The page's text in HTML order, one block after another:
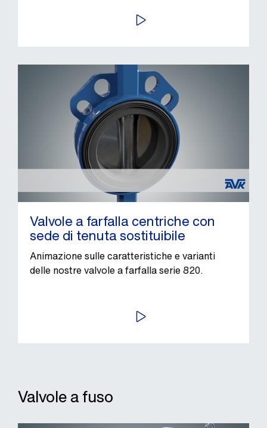
AVVIA
Valvole a farfalla centriche con
sede di tenuta sostituibile
Animazione sulle caratteristiche e varianti
delle nostre valvole a farfalla serie 820.
AVVIA
Valvole a fuso